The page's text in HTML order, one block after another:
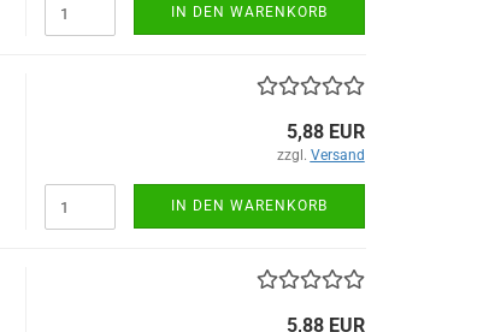
IN DEN WARENKORB
5,88 EUR
zzgl. Versand
IN DEN WARENKORB
5,88 EUR